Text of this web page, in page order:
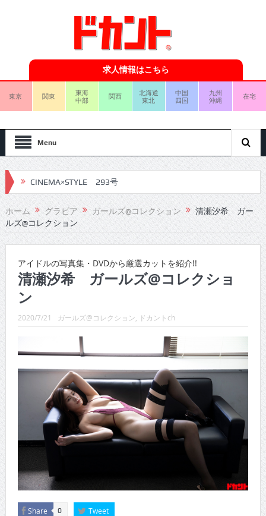
求人情報はこちら
東京 関東
東海
中部
関西
北海道
東北
中国
四国
九州
沖縄
在宅
Menu
CINEMA×STYLE 293号
CINEMA×STYLE 292号
CINEMA×STYLE 291号
CINEMA×STYLE 289号
CINEMA×STYLE 288号
CINEMA×STYLE 287号
CINEMA×STYLE 286号
CINEMA×STYLE 294号
ホーム グラビア ガールズ@コレクション
清瀬汐希 ガー
ルズ@コレクション
アイドルの写真集・DVDから厳選カットを紹介!!
清瀬汐希 ガールズ@コレクショ
ン
2020/7/21 ガールズ@コレクション ドカントch
Share 0 Tweet